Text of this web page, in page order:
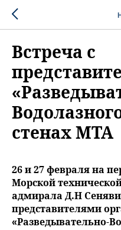
Встреча с
стенах МТА
26 и 27 февраля на
Морской
адмирала Д.Н
представителями
«Разведывательно-